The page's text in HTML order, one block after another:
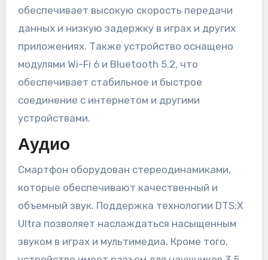
обеспечивает высокую скорость передачи
данных и низкую задержку в играх и других
приложениях. Также устройство оснащено
модулями Wi-Fi 6 и Bluetooth 5.2, что
обеспечивает стабильное и быстрое
соединение с интернетом и другими
устройствами.
Аудио
Смартфон оборудован стереодинамиками,
которые обеспечивают качественный и
объемный звук. Поддержка технологии DTS:X
Ultra позволяет наслаждаться насыщенным
звуком в играх и мультимедиа. Кроме того,